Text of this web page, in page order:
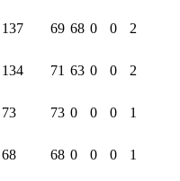
137 69 68 0 0 2
134 71 63 0 0 2
73 73 0 0 0 1
68 68 0 0 0
1